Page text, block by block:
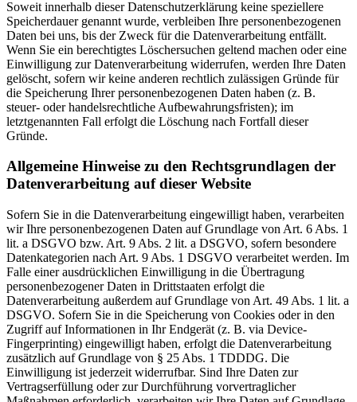
Soweit innerhalb dieser Datenschutzerklärung keine speziellere
Speicherdauer genannt wurde, verbleiben Ihre personenbezogenen
Daten bei uns, bis der Zweck für die Datenverarbeitung entfällt.
Wenn Sie ein berechtigtes Löschersuchen geltend machen oder eine
Einwilligung zur Datenverarbeitung widerrufen, werden Ihre Daten
gelöscht, sofern wir keine anderen rechtlich zulässigen Gründe für
die Speicherung Ihrer personenbezogenen Daten haben (z. B.
steuer- oder handelsrechtliche Aufbewahrungsfristen); im
letztgenannten Fall erfolgt die Löschung nach Fortfall dieser
Gründe.
Allgemeine Hinweise zu den Rechtsgrundlagen der
Datenverarbeitung auf dieser Website
Sofern Sie in die Datenverarbeitung eingewilligt haben, verarbeiten
wir Ihre personenbezogenen Daten auf Grundlage von Art. 6 Abs. 1
lit. a DSGVO bzw. Art. 9 Abs. 2 lit. a DSGVO, sofern besondere
Datenkategorien nach Art. 9 Abs. 1 DSGVO verarbeitet werden. Im
Falle einer ausdrücklichen Einwilligung in die Übertragung
personenbezogener Daten in Drittstaaten erfolgt die
Datenverarbeitung außerdem auf Grundlage von Art. 49 Abs. 1 lit. a
DSGVO. Sofern Sie in die Speicherung von Cookies oder in den
Zugriff auf Informationen in Ihr Endgerät (z. B. via Device-
Fingerprinting) eingewilligt haben, erfolgt die Datenverarbeitung
zusätzlich auf Grundlage von § 25 Abs. 1 TDDDG. Die
Einwilligung ist jederzeit widerrufbar. Sind Ihre Daten zur
Vertragserfüllung oder zur Durchführung vorvertraglicher